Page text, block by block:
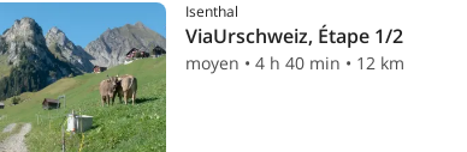
Isenthal
ViaUrschweiz, Étape 1/2
moyen • 4 h 40 min • 12 km